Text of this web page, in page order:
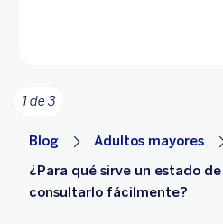
1 de 3
Blog
Adultos mayores
¿Para qué sirve un estado
consultarlo fácilmente?